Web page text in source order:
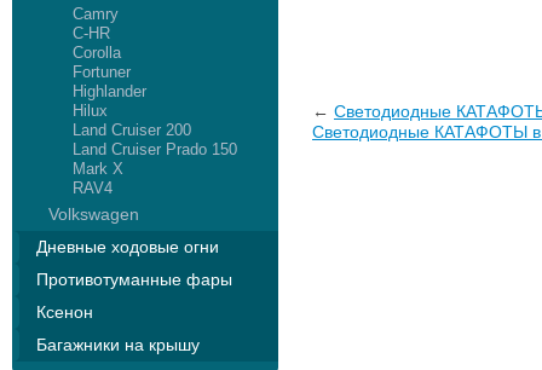
Camry
C-HR
Corolla
Fortuner
Highlander
Hilux
Land Cruiser 200
Land Cruiser Prado 150
Mark X
RAV4
Volkswagen
Дневные ходовые огни
Противотуманные фары
Ксенон
Багажники на крышу
← Светодиодные КАТАФОТЫ
Светодиодные КАТАФОТЫ в